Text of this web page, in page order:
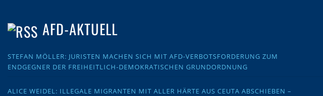
AFD-AKTUELL
STEFAN MÖLLER: JURISTEN MACHEN SICH MIT AFD-VERBOTSFORDERUNG ZUM
ENDGEGNER DER FREIHEITLICH-DEMOKRATISCHEN GRUNDORDNUNG
ALICE WEIDEL: ILLEGALE MIGRANTEN MIT ALLER HÄRTE AUS CEUTA ABSCHIEBEN –